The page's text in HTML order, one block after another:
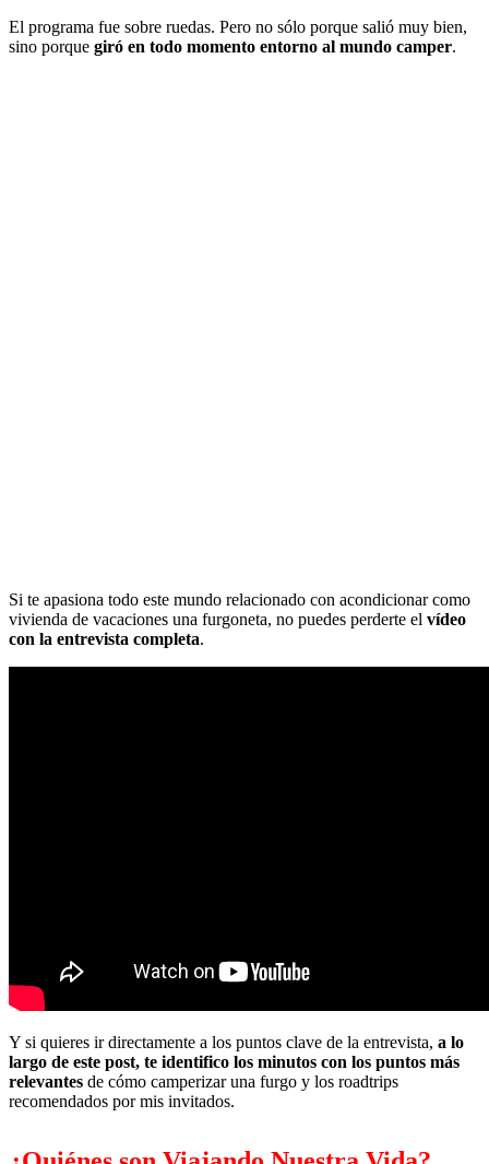
El programa fue sobre ruedas. Pero no sólo porque salió muy bien,
sino porque giró en todo momento entorno al mundo camper.
Si te apasiona todo este mundo relacionado con acondicionar como
vivienda de vacaciones una furgoneta, no puedes perderte el vídeo
con la entrevista completa.
Y si quieres ir directamente a los puntos clave de la entrevista, a lo
largo de este post, te identifico los minutos con los puntos más
relevantes de cómo camperizar una furgo y los roadtrips
recomendados por mis invitados.